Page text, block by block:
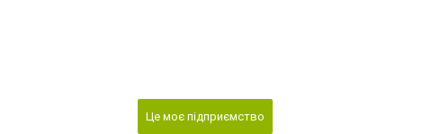
Це моє підприємство